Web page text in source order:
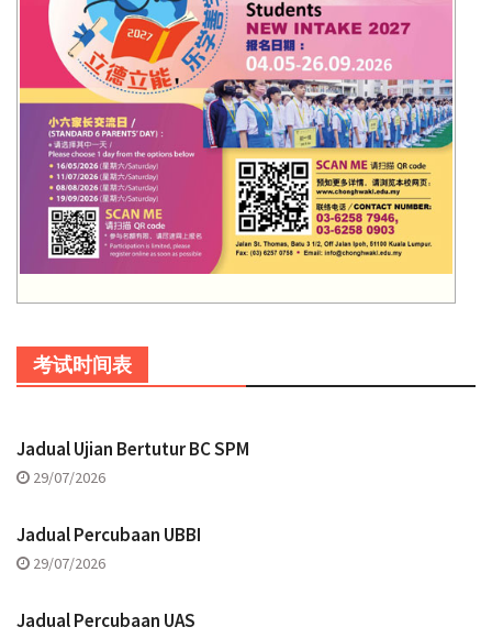
考试时间表
Jadual Ujian Bertutur BC SPM
29/07/2026
Jadual Percubaan UBBI
29/07/2026
Jadual Percubaan UAS